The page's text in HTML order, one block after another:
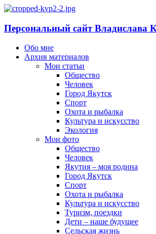
Персональный сайт Владислава
Обо мне
Архив материалов
Мои статьи
Общество
Человек
Город Якутск
Спорт
Охота и рыбалка
Культура и искусство
Экология
Мои фото
Общество
Человек
Якутия – моя родина
Город Якутск
Спорт
Охота и рыбалка
Культура и искусство
Туризм, поездки
Дети – наше будущее
Сельская жизнь